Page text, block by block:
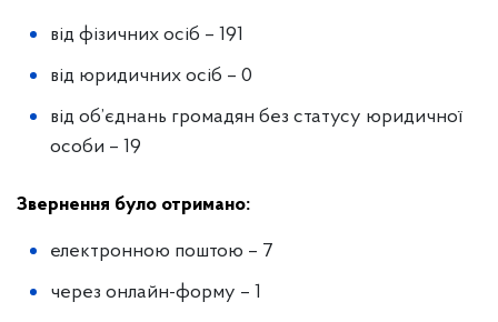
від фізичних осіб – 191
від юридичних осіб – 0
від об’єднань громадян без статусу юридичної
особи – 19
Звернення було отримано:
електронною поштою – 7
через онлайн-форму – 1